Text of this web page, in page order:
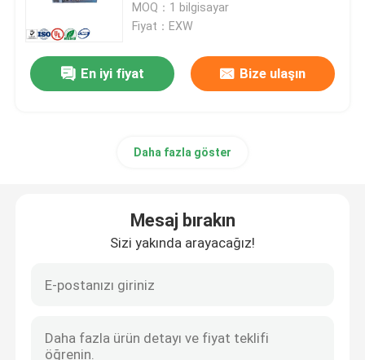
Fabrika turu
Kalite kontrol
ATM Makine Parçaları
Wincor ATM Parçaları
MOQ：1 bilgisayar
Fiyat：EXW
En iyi fiyat Bize ulaşın
Daha fazla göster
Mesaj bırakın
Sizi yakında arayacağız!